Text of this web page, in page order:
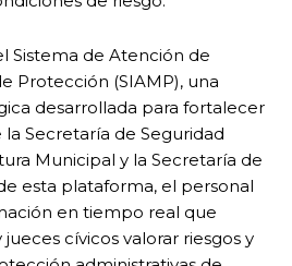
Sistema de Atención de
Protección (SIAMP), una
desarrollada para fortalecer
Secretaría de Seguridad
Municipal y la Secretaría de
esta plataforma, el personal
en tiempo real que
cívicos valorar riesgos y